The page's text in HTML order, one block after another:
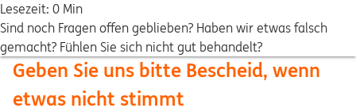
Lesezeit: 0 Min
Sind noch Fragen offen geblieben? Haben wir etwas falsch
gemacht? Fühlen Sie sich nicht gut behandelt?
Geben Sie uns bitte Bescheid, wenn
etwas nicht stimmt